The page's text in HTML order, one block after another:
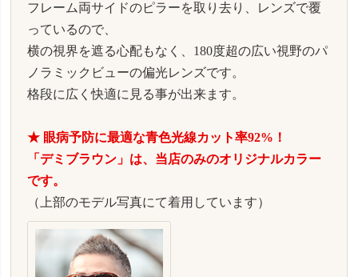
フレーム両サイドのピラーを取り去り、レンズで覆
っているので、
横の視界を遮る心配もなく、180度超の広い視野のパ
ノラミックビューの偏光レンズです。
格段に広く快適に見る事が出来ます。
★ 眼病予防に最適な青色光線カット率92%！
「デミブラウン」は、当店のみのオリジナルカラー
です。
（上部のモデル写真にて着用しています）